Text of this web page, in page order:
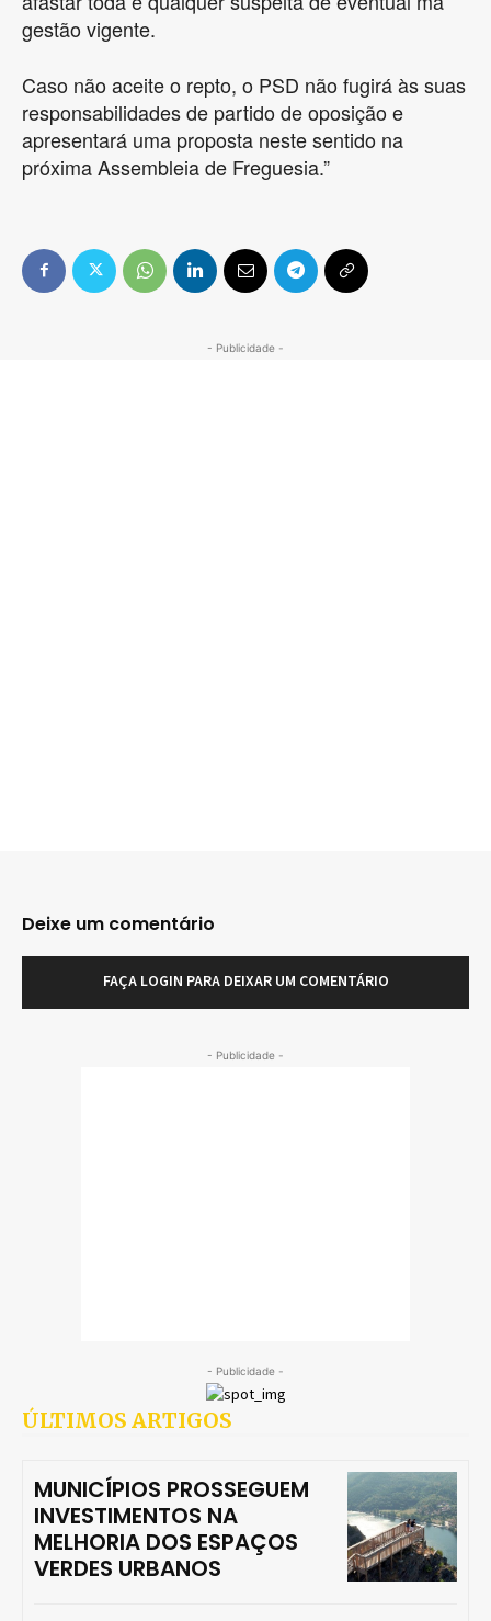
gestão vigente.
Caso não aceite o repto, o PSD não fugirá às suas
responsabilidades de partido de oposição e
apresentará uma proposta neste sentido na
próxima Assembleia de Freguesia.”
- Publicidade -
Deixe um comentário
FAÇA LOGIN PARA DEIXAR UM COMENTÁRIO
- Publicidade -
- Publicidade -
ÚLTIMOS ARTIGOS
MUNICÍPIOS PROSSEGUEM
INVESTIMENTOS NA
MELHORIA DOS ESPAÇOS
VERDES URBANOS